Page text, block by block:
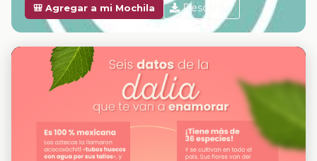
🎒 Agregar a mi Mochila Descargar